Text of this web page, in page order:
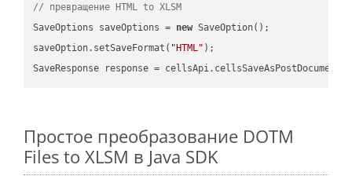
// превращение HTML to XLSM
SaveOptions saveOptions = new SaveOption();
saveOption.setSaveFormat( "HTML" );
SaveResponse response =
Простое преобразование DOTM
Files to XLSM в Java SDK